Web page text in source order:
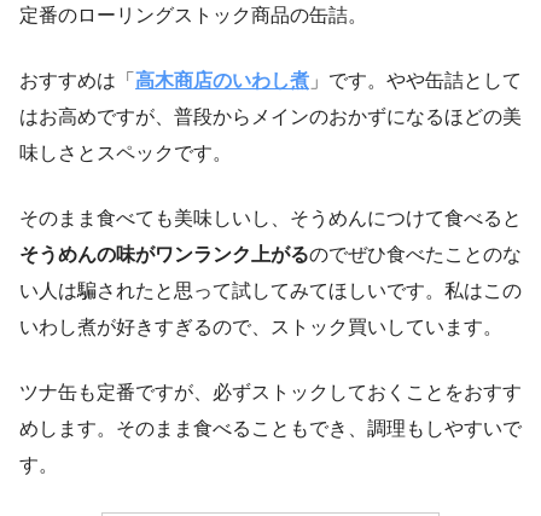
定番のローリングストック商品の缶詰。
おすすめは「 高木商店のいわし煮 」です。やや缶詰として
はお高めですが、普段からメインのおかずになるほどの美
味しさとスペックです。
そのまま食べても美味しいし、そうめんにつけて食べると
そうめんの味がワンランク上がるのでぜひ食べたことのな
い人は騙されたと思って試してみてほしいです。私はこの
いわし煮が好きすぎるので、ストック買いしています。
ツナ缶も定番ですが、必ずストックしておくことをおすす
めします。そのまま食べることもでき、調理もしやすいで
す。